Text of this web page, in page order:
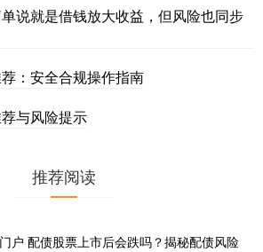
说就是借钱放大收益，但风险也同步
：安全合规操作指南
与风险提示
推荐阅读
户 配债股票上市后会跌吗？揭秘配债风险